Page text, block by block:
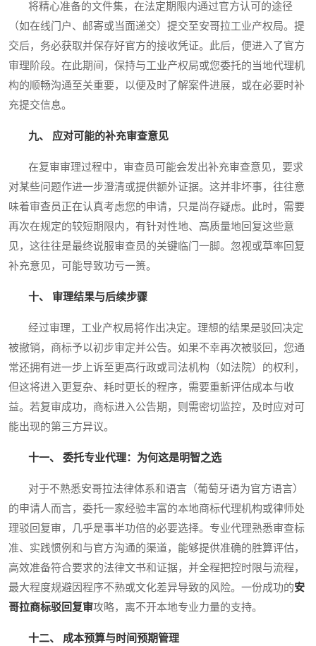
将精心准备的文件集，在法定期限内通过官方认可的途径
（如在线门户、邮寄或当面递交）提交至安哥拉工业产权局。提
交后，务必获取并保存好官方的接收凭证。此后，便进入了官方
审理阶段。在此期间，保持与工业产权局或您委托的当地代理机
构的顺畅沟通至关重要，以便及时了解案件进展，或在必要时补
充提交信息。
九、 应对可能的补充审查意见
在复审审理过程中，审查员可能会发出补充审查意见，要求
对某些问题作进一步澄清或提供额外证据。这并非坏事，往往意
味着审查员正在认真考虑您的申请，只是尚存疑虑。此时，需要
再次在规定的较短期限内，有针对性地、高质量地回复这些意
见，这往往是最终说服审查员的关键临门一脚。忽视或草率回复
补充意见，可能导致功亏一篑。
十、 审理结果与后续步骤
经过审理，工业产权局将作出决定。理想的结果是驳回决定
被撤销，商标予以初步审定并公告。如果不幸再次被驳回，您通
常还拥有进一步上诉至更高行政或司法机构（如法院）的权利，
但这将进入更复杂、耗时更长的程序，需要重新评估成本与收
益。若复审成功，商标进入公告期，则需密切监控，及时应对可
能出现的第三方异议。
十一、 委托专业代理：为何这是明智之选
对于不熟悉安哥拉法律体系和语言（葡萄牙语为官方语言）
的申请人而言，委托一家经验丰富的本地商标代理机构或律师处
理驳回复审，几乎是事半功倍的必要选择。专业代理熟悉审查标
准、实践惯例和与官方沟通的渠道，能够提供准确的胜算评估，
高效准备符合要求的法律文书和证据，并全程把控时限与流程，
最大程度规避因程序不熟或文化差异导致的风险。一份成功的安
哥拉商标驳回复审攻略，离不开本地专业力量的支持。
十二、 成本预算与时间预期管理